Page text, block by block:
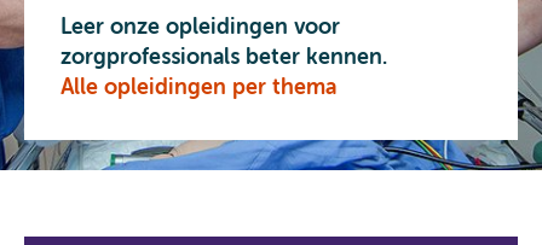
Leer onze opleidingen voor
zorgprofessionals beter kennen.
Alle opleidingen per thema